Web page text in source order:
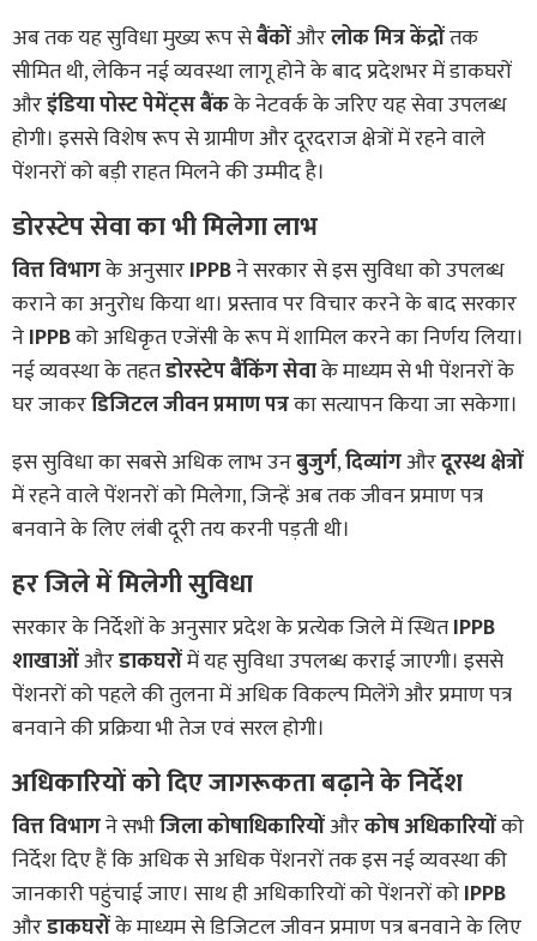
अब तक यह सुविधा मुख्य रूप सेबैंकोंऔरलोक मित्र केंद्रोंतक
सीमित थी, लेकिन नई व्यवस्था लागू होने के बाद प्रदेशभर में डाकघरों
औरइंडिया पोस्ट पेमेंट्स बैंकके नेटवर्क के जरिए यह सेवा उपलब्ध
होगी। इससे विशेष रूप से ग्रामीण और दूरदराज क्षेत्रों में रहने वाले
पेंशनरों को बड़ी राहत मिलने की उम्मीद है।
डोरस्टेप सेवा का भी मिलेगा लाभ
वित्त विभागके अनुसारIPPBने सरकार से इस सुविधा को उपलब्ध
कराने का अनुरोध किया था। प्रस्ताव पर विचार करने के बाद सरकार
नेIPPBको अधिकृत एजेंसी के रूप में शामिल करने का निर्णय लिया।
नई व्यवस्था के तहतडोरस्टेप बैंकिंग सेवाके माध्यम से भी पेंशनरों के
घर जाकरडिजिटल जीवन प्रमाण पत्रका सत्यापन किया जा सकेगा।
इस सुविधा का सबसे अधिक लाभ उनबुजुर्ग,दिव्यांगऔरदूरस्थ क्षेत्रों
में रहने वाले पेंशनरों को मिलेगा, जिन्हें अब तक जीवन प्रमाण पत्र
बनवाने के लिए लंबी दूरी तय करनी पड़ती थी।
हर जिले में मिलेगी सुविधा
सरकार के निर्देशों के अनुसार प्रदेश के प्रत्येक जिले में स्थितIPPB
शाखाओंऔरडाकघरोंमें यह सुविधा उपलब्ध कराई जाएगी। इससे
पेंशनरों को पहले की तुलना में अधिक विकल्प मिलेंगे और प्रमाण पत्र
बनवाने की प्रक्रिया भी तेज एवं सरल होगी।
अधिकारियों को दिए जागरूकता बढ़ाने के निर्देश
वित्त विभागने सभीजिला कोषाधिकारियोंऔरकोष अधिकारियोंको
निर्देश दिए हैं कि अधिक से अधिक पेंशनरों तक इस नई व्यवस्था की
जानकारी पहुंचाई जाए। साथ ही अधिकारियों को पेंशनरों कोIPPB
औरडाकघरोंके माध्यम से डिजिटल जीवन प्रमाण पत्र बनवाने के लिए